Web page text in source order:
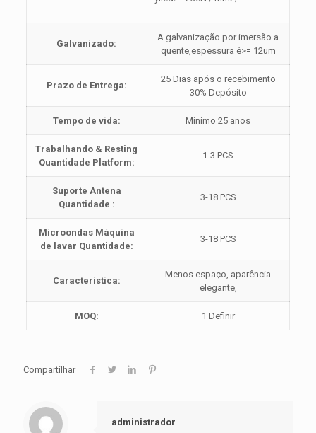
Galvanizado:
A galvanização por imersão a
quente,espessura é>= 12um
Prazo de Entrega:
25 Dias após o recebimento
30% Depósito
Tempo de vida: Mínimo 25 anos
Trabalhando & Resting
Quantidade Platform:
1-3 PCS
Suporte Antena
Quantidade :
3-18 PCS
Microondas Máquina
de lavar Quantidade:
3-18 PCS
Característica:
Menos espaço, aparência
elegante,
MOQ: 1 Definir
Compartilhar
administrador